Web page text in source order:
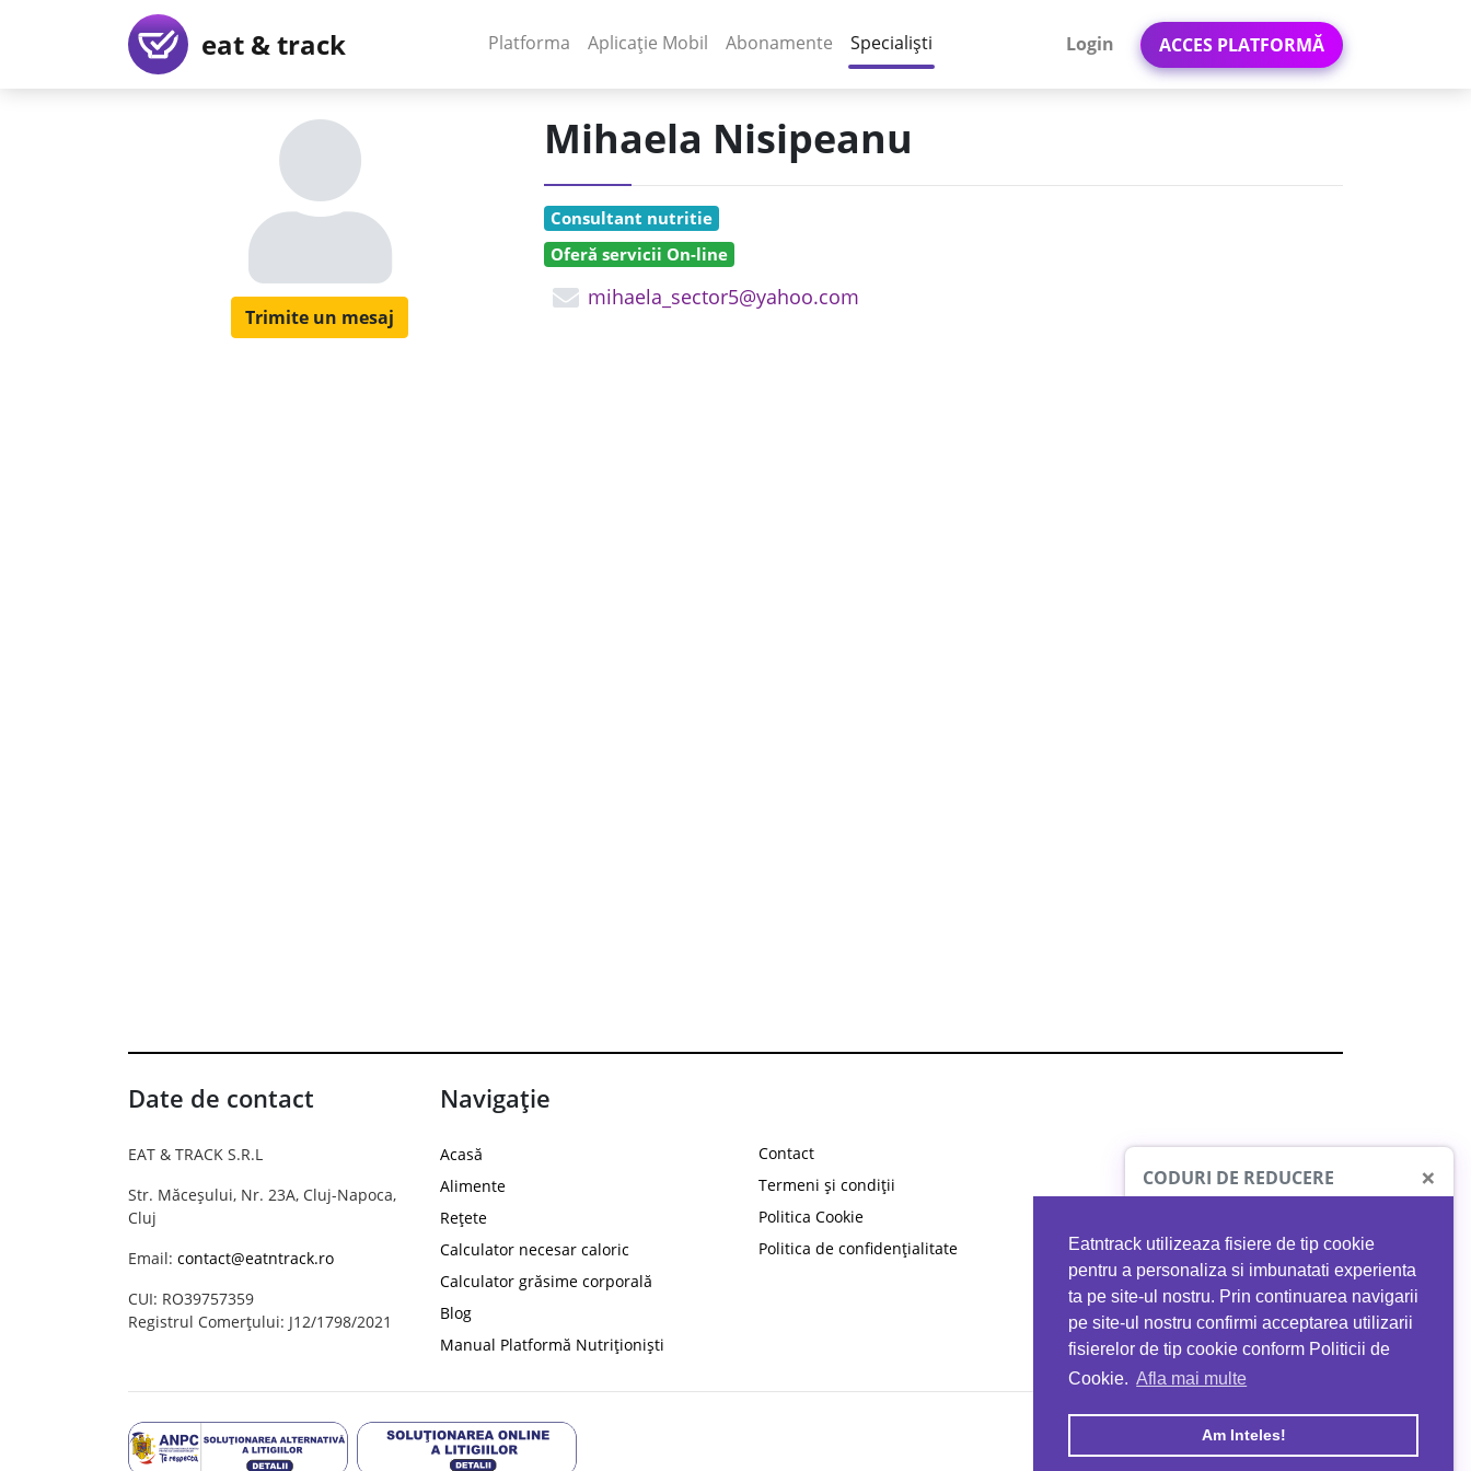
Eatntrack utilizeaza fisiere de tip cookie
pentru a personaliza si imbunatati experienta
ta pe site-ul nostru. Prin continuarea navigarii
pe site-ul nostru confirmi acceptarea utilizarii
fisierelor de tip cookie conform Politicii de
Cookie. Afla mai multe
Am Inteles!
eat & track Platforma (current)
Aplicație Mobil (current)
Abonamente Specialiști Login ACCES PLATFORMĂ
Trimite un mesaj
Mihaela Nisipeanu
Consultant nutritie
Oferă servicii On-line
mihaela_sector5@yahoo.com
Date de contact
EAT & TRACK S.R.L
Str. Măceșului, Nr. 23A, Cluj-Napoca,
Cluj
Email: contact@eatntrack.ro
CUI: RO39757359
Registrul Comerțului: J12/1798/2021
Navigație
Acasă
Alimente
Rețete
Calculator necesar caloric
Calculator grăsime corporală
Blog
Manual Platformă Nutriționiști
Contact
Termeni și condiții
Politica Cookie
Politica de confidențialitate
CODURI DE REDUCERE ×
PROTO41
reducere la orice comandă
EATNTRACK
MYPROTEIN
Ai40%reducere la orice comandă
folosind codul EATTRACK